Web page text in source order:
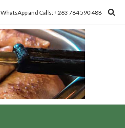
WhatsApp and Calls: +263 784 590 488